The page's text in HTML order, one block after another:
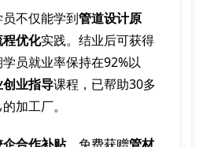
不仅能学到管道设计原
优化实践。结业后可获得
学员就业率保持在92%以
业指导课程，已帮助30多
加工厂。